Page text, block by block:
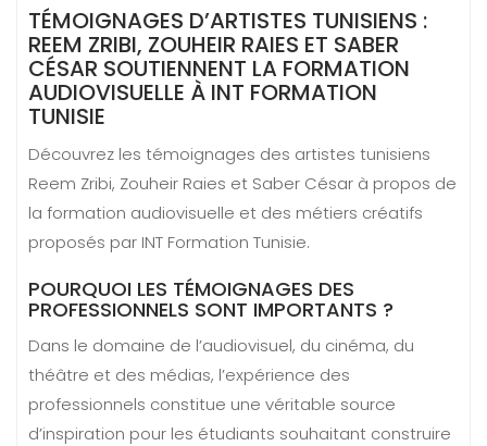
TÉMOIGNAGES D’ARTISTES TUNISIENS :
REEM ZRIBI, ZOUHEIR RAIES ET SABER
CÉSAR SOUTIENNENT LA FORMATION
AUDIOVISUELLE À INT FORMATION
TUNISIE
Découvrez les témoignages des artistes tunisiens
Reem Zribi, Zouheir Raies et Saber César à propos de
la formation audiovisuelle et des métiers créatifs
proposés par INT Formation Tunisie.
POURQUOI LES TÉMOIGNAGES DES
PROFESSIONNELS SONT IMPORTANTS ?
Dans le domaine de l’audiovisuel, du cinéma, du
théâtre et des médias, l’expérience des
professionnels constitue une véritable source
d’inspiration pour les étudiants souhaitant construire